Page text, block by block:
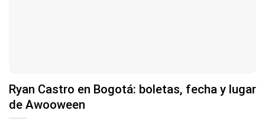
Ryan Castro en Bogotá: boletas, fecha y lugar
de Awooween